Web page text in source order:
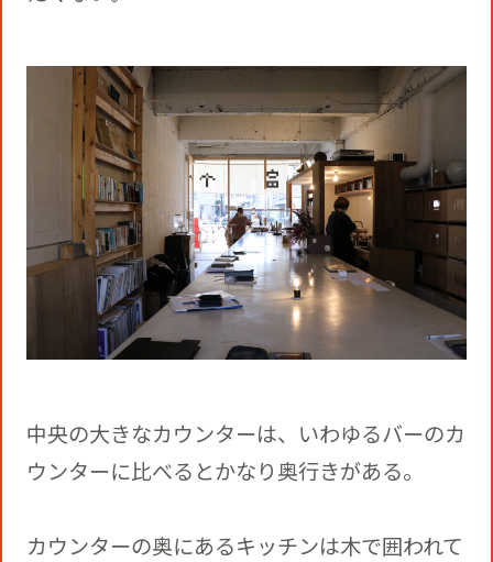
中央の大きなカウンターは、いわゆるバーのカ
ウンターに比べるとかなり奥行きがある。
カウンターの奥にあるキッチンは木で囲われて